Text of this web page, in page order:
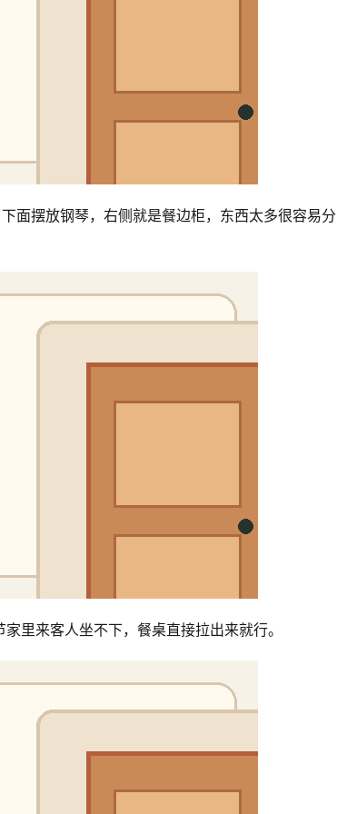
面摆放钢琴，右侧就是餐边柜，东西太多很容易分
里来客人坐不下，餐桌直接拉出来就行。